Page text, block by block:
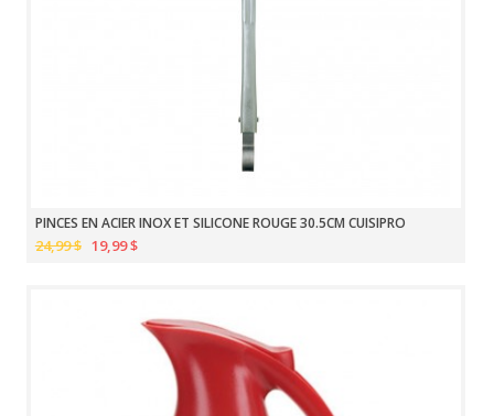
PINCES EN ACIER INOX ET SILICONE ROUGE 30.5CM CUISIPRO
24,99 $ 19,99 $